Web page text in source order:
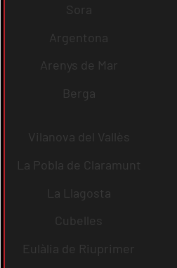
Sora
Argentona
Arenys de Mar
Berga
Vilanova del Vallès
La Pobla de Claramunt
La Llagosta
Cubelles
Eulàlia de Riuprimer